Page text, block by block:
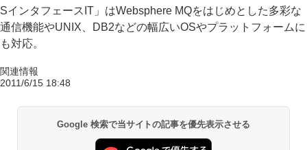
SインタフェースIT」はWebsphere MQをはじめとした多彩な
通信機能やUNIX、DB2などの幅広いOSやプラットフォームに
も対応。
関連情報
2011/6/15 18:48
Google 検索で当サイトの記事を優先表示させる